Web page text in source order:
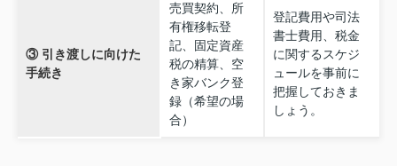
③ 引き渡しに向けた
手続き
売買契約、所
有権移転登
記、固定資産
税の精算、空
き家バンク登
録（希望の場
合）
登記費用や司法
書士費用、税金
に関するスケジ
ュールを事前に
把握しておきま
しょう。